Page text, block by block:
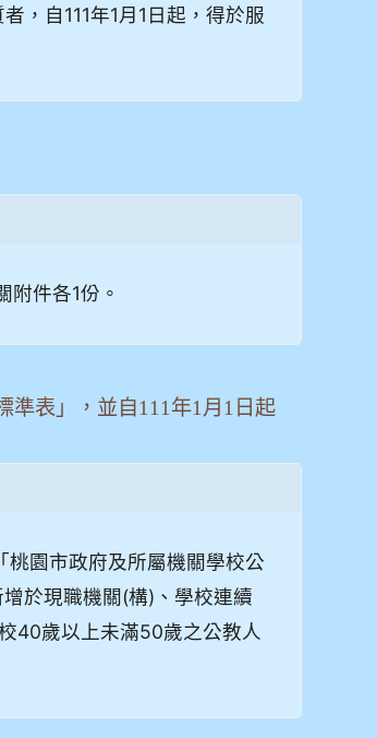
，自111年1月1日起，得於服
件各1份。
準表」，並自111年1月1日起
桃園市政府及所屬機關學校公
於現職機關(構)、學校連續
40歲以上未滿50歲之公教人